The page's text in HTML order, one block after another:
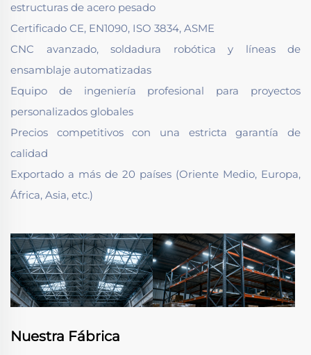
estructuras de acero pesado
Certificado CE, EN1090, ISO 3834, ASME
CNC avanzado, soldadura robótica y líneas de
ensamblaje automatizadas
Equipo de ingeniería profesional para proyectos
personalizados globales
Precios competitivos con una estricta garantía de
calidad
Exportado a más de 20 países (Oriente Medio, Europa,
África, Asia, etc.)
Nuestra Fábrica